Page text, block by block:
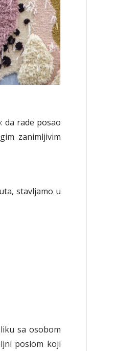
da rade posao
zanimljivim
stavljamo u
sa osobom
poslom koji